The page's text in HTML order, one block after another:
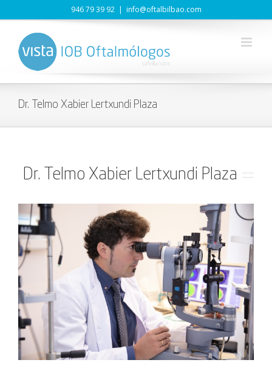
946 79 39 92 | info@oftalbilbao.com
Dr. Telmo Xabier Lertxundi Plaza
Dr. Telmo Xabier Lertxundi Plaza